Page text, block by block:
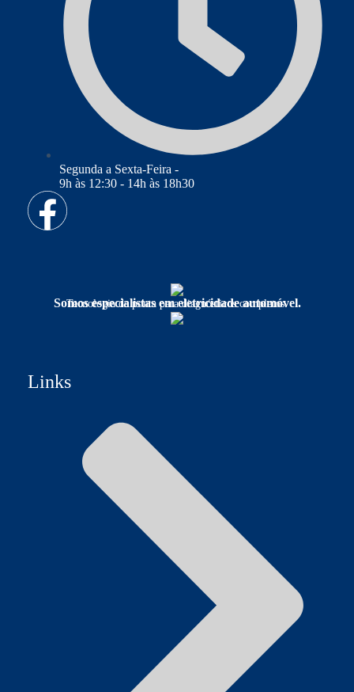
Segunda a Sexta-Feira -
9h às 12:30 - 14h às 18h30
Somos especialistas em eletricidade automóvel.
Tecnologia de ponta para diagnósticos completos.
Links